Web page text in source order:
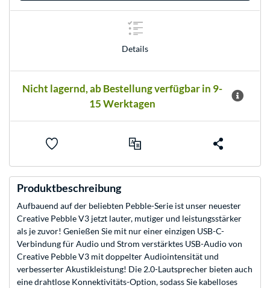
Details
Nicht lagernd, ab Bestellung verfügbar in 9-
15 Werktagen
Produktbeschreibung
Aufbauend auf der beliebten Pebble-Serie ist unser neuester
Creative Pebble V3 jetzt lauter, mutiger und leistungsstärker
als je zuvor! Genießen Sie mit nur einer einzigen USB-C-
Verbindung für Audio und Strom verstärktes USB-Audio von
Creative Pebble V3 mit doppelter Audiointensität und
verbesserter Akustikleistung! Die 2.0-Lautsprecher bieten auch
eine drahtlose Konnektivitäts-Option, sodass Sie kabelloses